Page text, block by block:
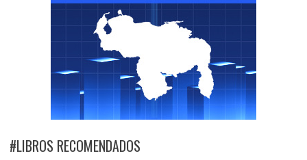
#LIBROS RECOMENDADOS